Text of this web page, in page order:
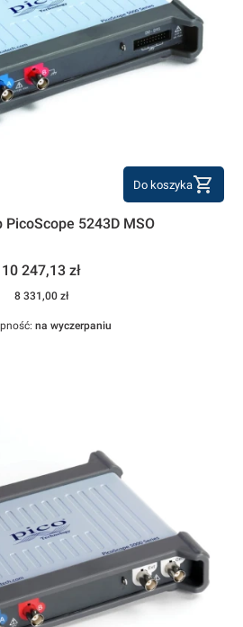
Do koszyka
PicoScope 5243D MSO
Cena
10 247,13 zł
Cena
8 331,00 zł
na wyczerpaniu